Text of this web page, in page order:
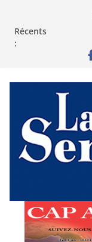
Récents
: